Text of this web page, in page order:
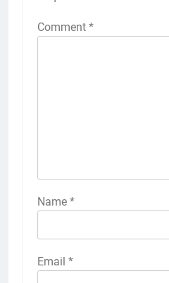
Comment *
Name *
Email *